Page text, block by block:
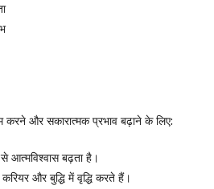
करने और सकारात्मक प्रभाव बढ़ाने के लिए:
आत्मविश्वास बढ़ता है।
करियर और बुद्धि में वृद्धि करते हैं।